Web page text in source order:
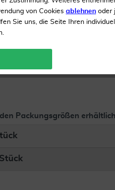
5 Stück
Versand ab 19 €
Packungsgrößen erhältlich
von Cookies ablehnen oder
Sie uns, die Seite Ihren